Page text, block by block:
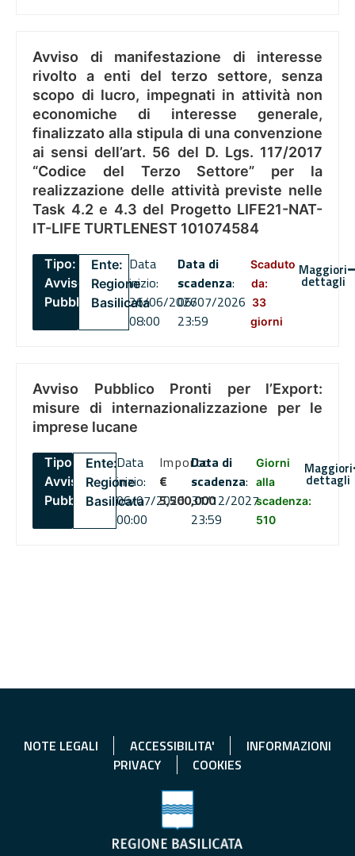
Avviso di manifestazione di interesse
rivolto a enti del terzo settore, senza
scopo di lucro, impegnati in attività non
economiche di interesse generale,
finalizzato alla stipula di una convenzione
ai sensi dell’art. 56 del D. Lgs. 117/2017
“Codice del Terzo Settore” per la
realizzazione delle attività previste nelle
Task 4.2 e 4.3 del Progetto LIFE21-NAT-
IT-LIFE TURTLENEST 101074584
Tipo:
Avviso
Pubblico
Ente:
Regione
Basilicata
Data
inizio:
26/06/2026
08:00
Data di
scadenza:
06/07/2026
23:59
Scaduto
da:
33
giorni
Maggiori
dettagli
Avviso Pubblico Pronti per l’Export:
misure di internazionalizzazione per le
imprese lucane
Tipo:
Avviso
Pubblico
Ente:
Regione
Basilicata
Data
inizio:
06/07/2026
00:00
Importo
€
5,500,000
Data di
scadenza:
31/12/2027
23:59
Giorni
alla
scadenza:
510
Maggiori
dettagli
NOTE LEGALI ACCESSIBILITA'
INFORMAZIONI
PRIVACY
COOKIES